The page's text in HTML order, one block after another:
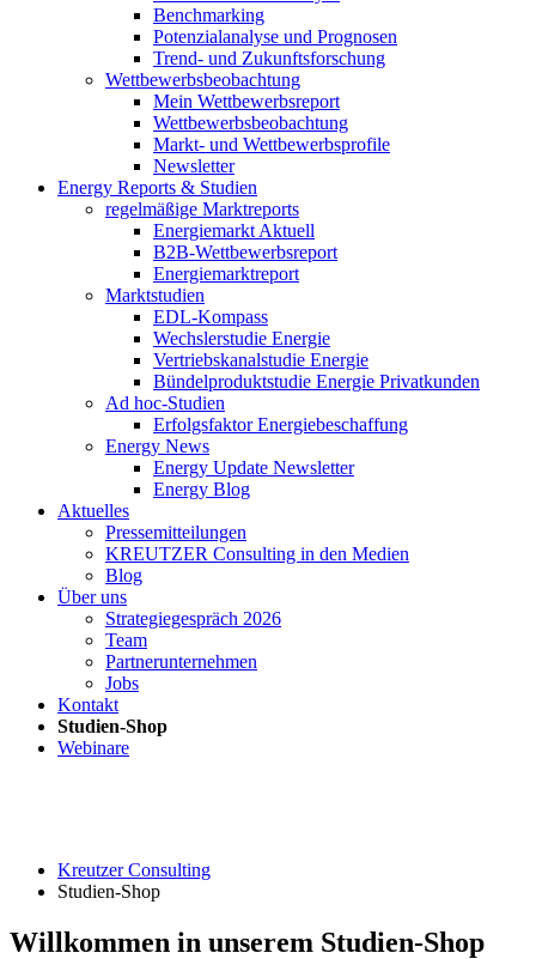
Benchmarking
Potenzialanalyse und Prognosen
Trend- und Zukunftsforschung
Wettbewerbs­beobachtung
Mein Wettbewerbsreport
Wettbewerbsbeobachtung
Markt- und Wettbewerbsprofile
Newsletter
Energy Reports & Studien
regelmäßige Marktreports
Energiemarkt Aktuell
B2B-Wettbewerbsreport
Energiemarktreport
Marktstudien
EDL-Kompass
Wechslerstudie Energie
Vertriebskanalstudie Energie
Bündelproduktstudie Energie Privatkunden
Ad hoc-Studien
Erfolgsfaktor Energiebeschaffung
Energy News
Energy Update Newsletter
Energy Blog
Aktuelles
Pressemitteilungen
KREUTZER Consulting in den Medien
Blog
Über uns
Strategiegespräch 2026
Team
Partnerunternehmen
Jobs
Kontakt
Studien-Shop
Webinare
Kreutzer Consulting
Studien-Shop
Willkommen in unserem Studien-Shop